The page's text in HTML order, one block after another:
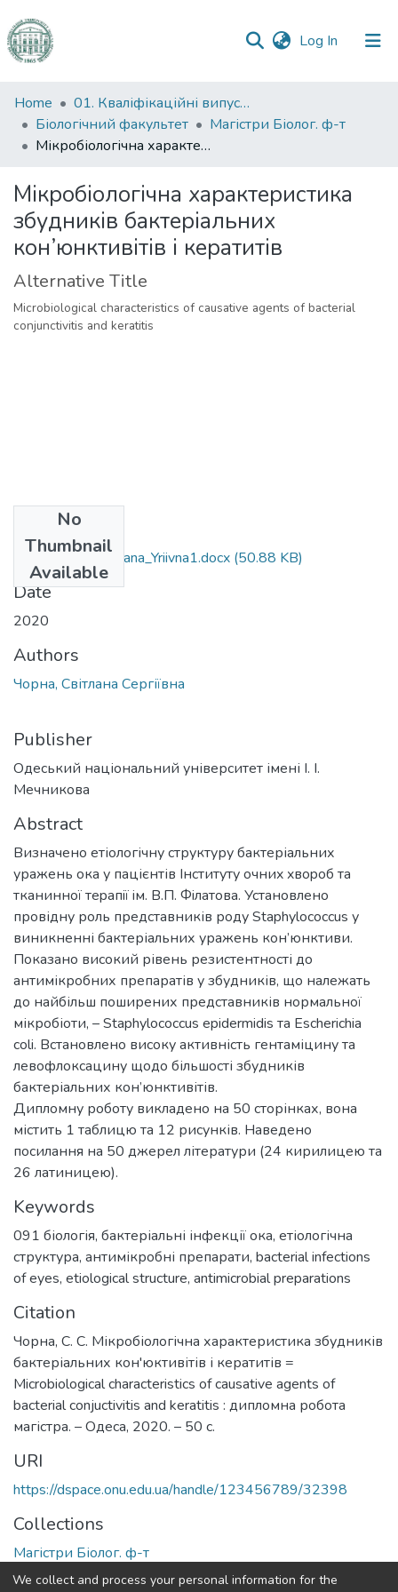
Log In (current)
Communities
&
Collections
Statistics
Home
01. Кваліфікаційні випускні роботи здобувачів вищої освіти
Біологічний факультет
Магістри Біолог. ф-т
Мікробіологічна характеристика збудників бактеріальних кон’юнктивітів і кератитів
Мікробіологічна характеристика
збудників бактеріальних
кон’юнктивітів і кератитів
Alternative Title
Microbiological characteristics of causative agents of bacterial
conjunctivitis and keratitis
No
Thumbnail
Available
091_Chorna_Svitlana_Yriivna1.docx (50.88 KB)
Date
2020
Authors
Чорна, Світлана Сергіївна
Publisher
Одеський національний університет імені І. І.
Мечникова
Abstract
Визначено етіологічну структуру бактеріальних
уражень ока у пацієнтів Iнcтитуту oчниx xвopoб тa
ткaниннoї тepaпiї iм. B.П. Фiлaтoвa. Установлено
провідну роль представників роду Staphylococcus у
виникненні бактеріальних уражень кон’юнктиви.
Показано високий рівень резистентності до
антимікробних препаратів у збудників, що належать
до найбільш поширених представників нормальної
мікробіоти, – Staphylococcus epidermidis та Escherichia
coli. Встановлено високу активність гентаміцину та
левофлоксацину щодо більшості збудників
бактеріальних кон’юнктивітів.
Дипломну роботу викладено на 50 сторінках, вона
містить 1 таблицю та 12 рисунків. Наведено
посилання на 50 джерел літератури (24 кирилицею та
26 латиницею).
Keywords
091 біологія, бактеріальні інфекції ока, етіологічна
структура, антимікробні препарати, bacterial infections
of eyes, etiological structure, antimicrobial preparations
Citation
Чорна, С. С. Мікробіологічна характеристика збудників
бактеріальних кон'юктивітів і кератитів =
Microbiological characteristics of causative agents of
bacterial conjuctivitis and keratitis : дипломна робота
магістра. – Одеса, 2020. – 50 с.
URI
https://dspace.onu.edu.ua/handle/123456789/32398
Collections
Магістри Біолог. ф-т
We collect and process your personal information for the